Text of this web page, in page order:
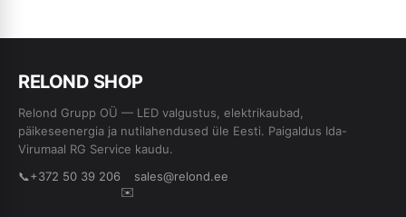
RELOND SHOP
Relond Grupp OÜ — LED valgustus, elektrikaubad,
päikeseenergia ja nutilahendused üle Eesti. Paigaldus Ida-
Virumaal RG Service kaudu.
📞+372 50 39 206
✉️
sales@relond.ee